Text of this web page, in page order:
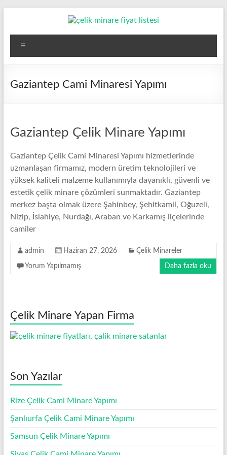
Çelik
Minare,
Çelik
Çelik
Minare
Firması
Çelik
Minare,
Çelik
Minare
Gaziantep Cami Minaresi Yapımı
Gaziantep Çelik Minare Yapımı
Gaziantep Çelik Cami Minaresi Yapımı hizmetlerinde
uzmanlaşan firmamız, modern üretim teknolojileri ve
yüksek kaliteli malzeme kullanımıyla dayanıklı, güvenli ve
estetik çelik minare çözümleri sunmaktadır. Gaziantep
merkez başta olmak üzere Şahinbey, Şehitkamil, Oğuzeli,
Nizip, İslahiye, Nurdağı, Araban ve Karkamış ilçelerinde
camiler
admin Haziran 27, 2026 Çelik Minareler
Yorum Yapılmamış Daha fazla oku
Çelik Minare Yapan Firma
Son Yazılar
Rize Çelik Cami Minare Yapımı
Şanlıurfa Çelik Cami Minare Yapımı
Samsun Çelik Minare Yapımı